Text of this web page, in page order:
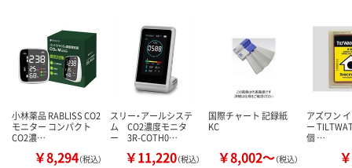
小林薬品 RABLISS CO2
モニター コンパクト
CO2濃…
￥8,294（税込）
スリー・アールシステ
ム CO2濃度モニタ
ー 3R-COTH0…
￥11,220（税込）
国際チャート 記録紙
KC
￥8,002～（税込）
アズワン
ー
個 …